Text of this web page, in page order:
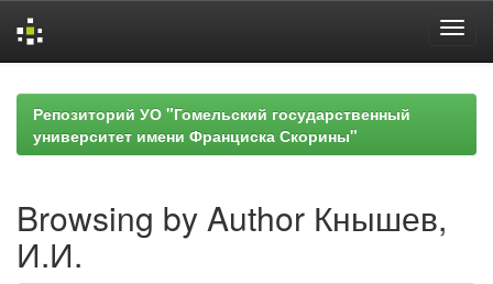
navigationРепозиторий УО "Гомельский государственный
университет имени Франциска Скорины"
Browsing by Author Кнышев,
И.И.